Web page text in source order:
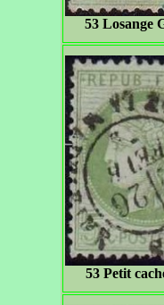
53 Losange
53 Petit